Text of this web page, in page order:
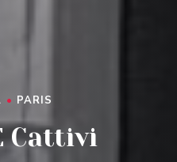
• PARIS
Cattivi